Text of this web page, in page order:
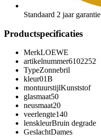
Standaard 2 jaar garantie
Productspecificaties
MerkLOEWE
artikelnummer6102252
TypeZonnebril
kleur01B
montuurstijlKunststof
glasmaat50
neusmaat20
veerlengte140
lenskleurBruin degrade
GeslachtDames